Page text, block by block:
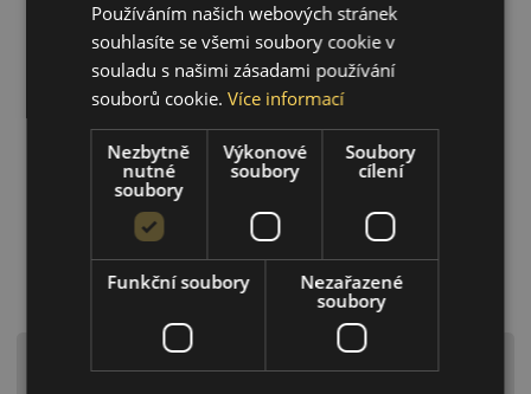
Upozornění! Hodnoty na štítku jsou pouze
Používáním našich webových stránek
souhlasíte se všemi soubory cookie v
souladu s našimi zásadami používání
souborů cookie.Více informací
Nezbytně
nutné
soubory
Výkonové
soubory
Soubory
cílení
Funkční soubory
Nezařazené
soubory